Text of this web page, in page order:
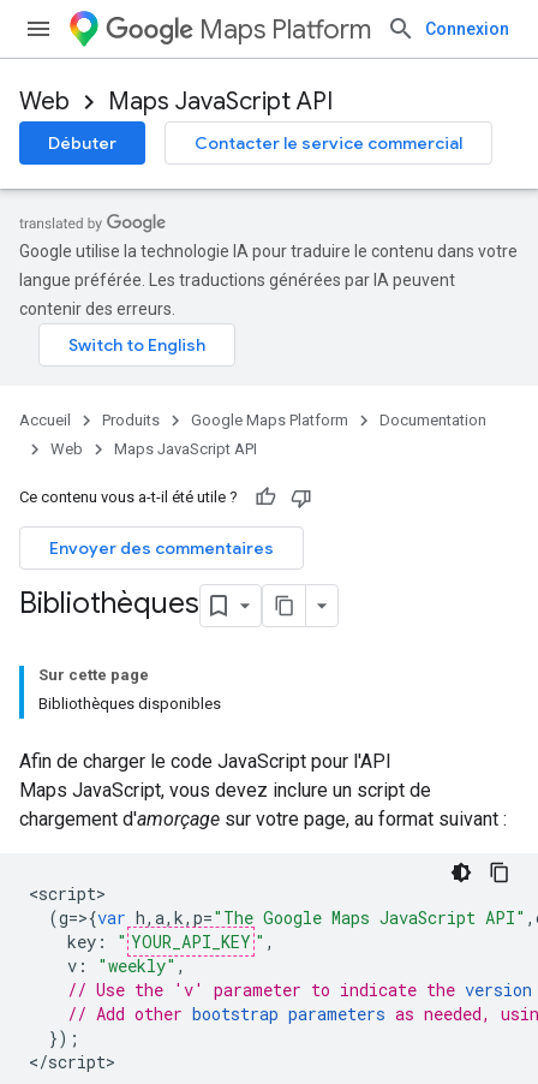
Maps Platform Connexion
Web Maps JavaScript API
Débuter Contacter le service commercial
Google utilise la technologie IA pour traduire le contenu dans votre
langue préférée. Les traductions générées par IA peuvent
contenir des erreurs.
Accueil Produits Google Maps Platform
Documentation
Web
Maps JavaScript API
Ce contenu vous a-t-il été utile ?
Envoyer des commentaires
Bibliothèques
Sur cette page
Bibliothèques disponibles
Afin de charger le code JavaScript pour l'API
Maps JavaScript, vous devez inclure un script de
chargement d'amorçage sur votre page, au format suivant :
<script
(g=>{var h, a, k, p="The Google Maps JavaScript API" ,
key : " YOUR_API_KEY " ,
v : "weekly" ,
// Use the 'v' parameter to indicate the version
// Add other bootstrap parameters as needed,
});
</script>